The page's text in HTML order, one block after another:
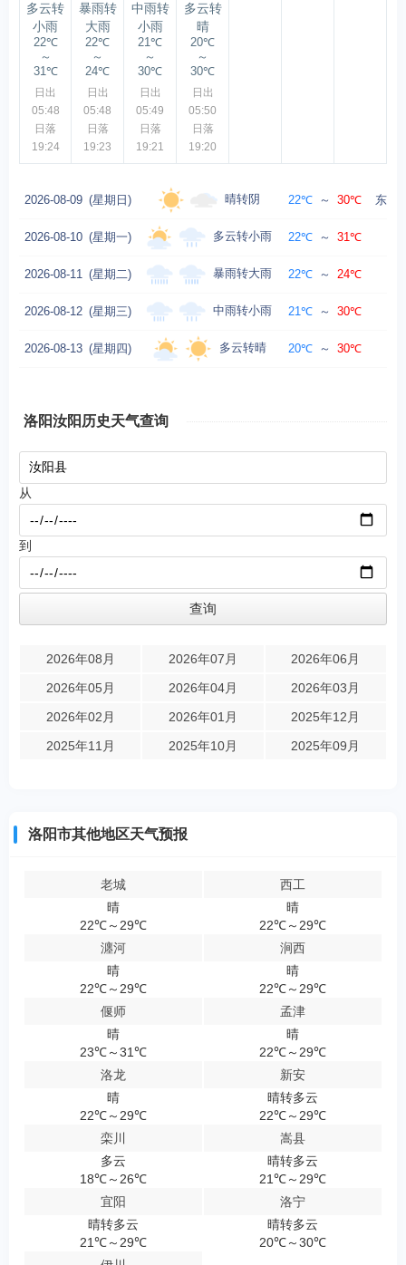
多云转
小雨
22℃
～
31℃
日出
05:48
日落
19:24
暴雨转
大雨
22℃
～
24℃
日出
05:48
日落
19:23
中雨转
小雨
21℃
～
30℃
日出
05:49
日落
19:21
多云转
晴
20℃
～
30℃
日出
05:50
日落
19:20
2026-08-09 (星期日) 晴转阴 22℃ ～ 30℃ 东北
2026-08-10 (星期一) 多云转小雨 22℃ ～ 31℃
2026-08-11 (星期二) 暴雨转大雨 22℃ ～ 24℃
2026-08-12 (星期三) 中雨转小雨 21℃ ～ 30℃
2026-08-13 (星期四) 多云转晴 20℃ ～ 30℃
洛阳汝阳历史天气查询
从
到
2026年08月 2026年07月
2026年06月
2026年05月
2026年04月
2026年03月
2026年02月
2026年01月
2025年12月
2025年11月
2025年10月 2025年09月
洛阳市其他地区天气预报
老城
晴
22℃～29℃
西工
晴
22℃～29℃
瀍河
晴
22℃～29℃
涧西
晴
22℃～29℃
偃师
晴
23℃～31℃
孟津
晴
22℃～29℃
洛龙
晴
22℃～29℃
新安
晴转多云
22℃～29℃
栾川
多云
18℃～26℃
嵩县
晴转多云
21℃～29℃
宜阳
晴转多云
21℃～29℃
洛宁
晴转多云
20℃～30℃